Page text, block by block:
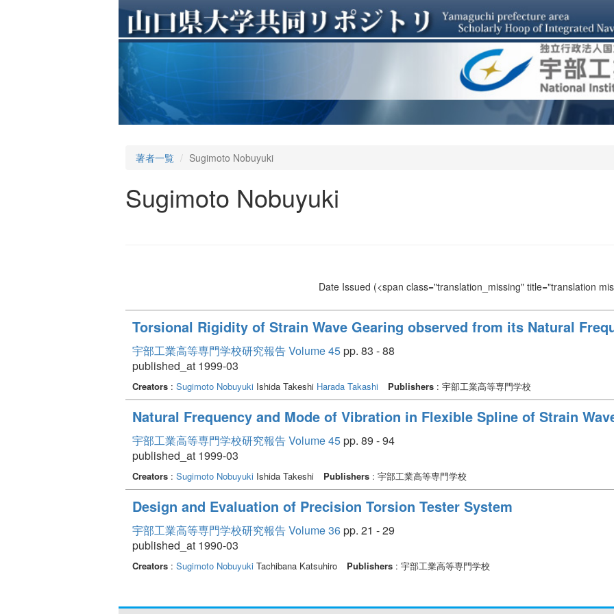
著者一覧 Sugimoto Nobuyuki
Sugimoto Nobuyuki
Date Issued (<span class="translation_missing" title="translation
Torsional Rigidity of Strain Wave Gearing observed from its Natural
宇部工業高等専門学校研究報告 Volume 45pp. 83 - 88
published_at 1999-03
Creators : Sugimoto Nobuyuki Ishida Takeshi Harada Takashi Publishers : 宇部工業高等専門学校
Natural Frequency and Mode of Vibration in Flexible Spline of Strain
宇部工業高等専門学校研究報告 Volume 45pp. 89 - 94
published_at 1999-03
Creators : Sugimoto Nobuyuki Ishida Takeshi Publishers : 宇部工業高等専門学校
Design and Evaluation of Precision Torsion Tester System
宇部工業高等専門学校研究報告 Volume 36pp. 21 - 29
published_at 1990-03
Creators : Sugimoto Nobuyuki Tachibana Katsuhiro Publishers : 宇部工業高等専門学校